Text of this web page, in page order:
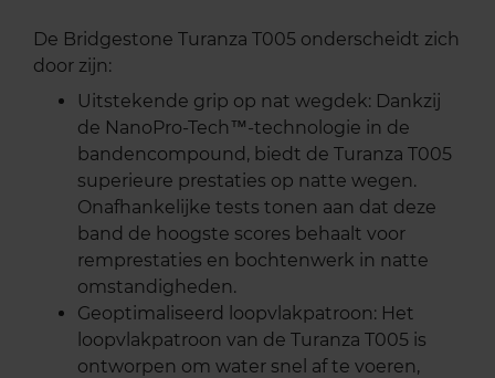
De Bridgestone Turanza T005 onderscheidt zich
door zijn:
Uitstekende grip op nat wegdek: Dankzij
de NanoPro-Tech™-technologie in de
bandencompound, biedt de Turanza T005
superieure prestaties op natte wegen.
Onafhankelijke tests tonen aan dat deze
band de hoogste scores behaalt voor
remprestaties en bochtenwerk in natte
omstandigheden.
Geoptimaliseerd loopvlakpatroon: Het
loopvlakpatroon van de Turanza T005 is
ontworpen om water snel af te voeren,